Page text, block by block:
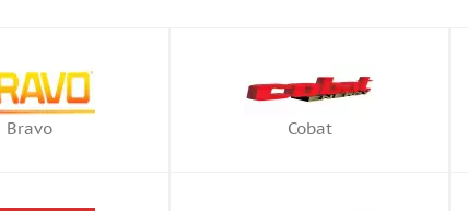
Bravo Cobat